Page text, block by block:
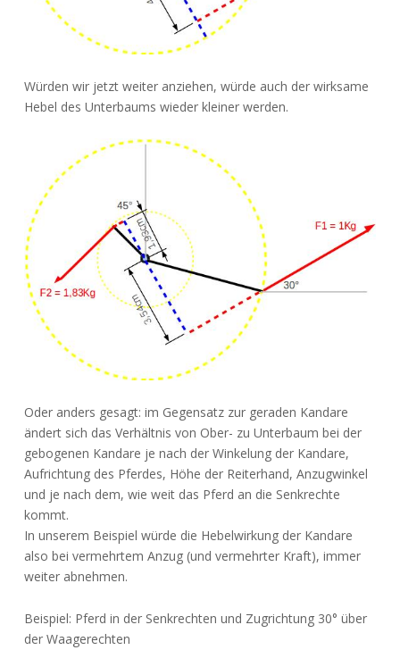
Würden wir jetzt weiter anziehen, würde auch der wirksame
Hebel des Unterbaums wieder kleiner werden.
Oder anders gesagt: im Gegensatz zur geraden Kandare
ändert sich das Verhältnis von Ober- zu Unterbaum bei der
gebogenen Kandare je nach der Winkelung der Kandare,
Aufrichtung des Pferdes, Höhe der Reiterhand, Anzugwinkel
und je nach dem, wie weit das Pferd an die Senkrechte
kommt.
In unserem Beispiel würde die Hebelwirkung der Kandare
also bei vermehrtem Anzug (und vermehrter Kraft), immer
weiter abnehmen.
Beispiel: Pferd in der Senkrechten und Zugrichtung 30° über
der Waagerechten